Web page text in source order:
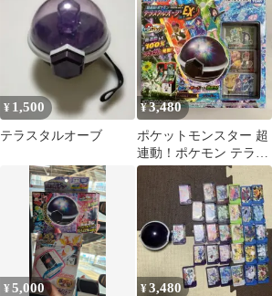
¥ 1,500
テラスタルオーブ
¥3,480
ポケットモンスター 超
連動！ポケモン テラス
タルオーブEX ポケモ
ンフレンダ
¥5,000 ¥3,480